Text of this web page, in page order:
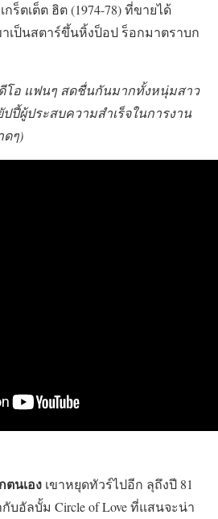
ร็ตเต็ต ฮิต (1974-78) ที่ขายได้
เป็นสตาร์ขึ้นหิ้งป็อป ร็อกมาตราบก
โอ แฟนๆ สดชื่นกันมากทั้งหนุ่มสาว
ปี้ผู้ประสบความสำเร็จในการงาน
ดๆ)
นเอง เขาหยุดทัวร์ไปอีก ลุถึงปี 81
บอัลบั้ม Circle of Love ที่แสนจะน่า